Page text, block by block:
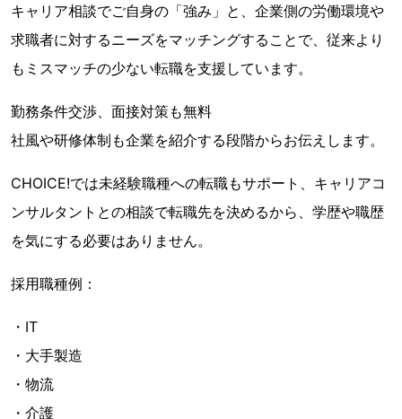
キャリア相談でご自身の「強み」と、企業側の労働環境や
求職者に対するニーズをマッチングすることで、従来より
もミスマッチの少ない転職を支援しています。
勤務条件交渉、面接対策も無料
社風や研修体制も企業を紹介する段階からお伝えします。
CHOICE!では未経験職種への転職もサポート、キャリアコ
ンサルタントとの相談で転職先を決めるから、学歴や職歴
を気にする必要はありません。
採用職種例：
・IT
・大手製造
・物流
・介護